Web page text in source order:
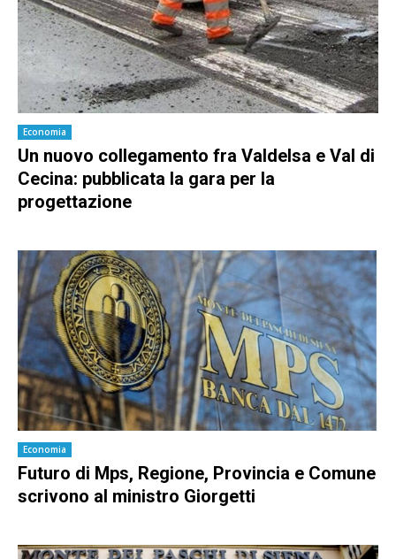
Economia
Un nuovo collegamento fra Valdelsa e Val di
Cecina: pubblicata la gara per la
progettazione
Economia
Futuro di Mps, Regione, Provincia e Comune
scrivono al ministro Giorgetti